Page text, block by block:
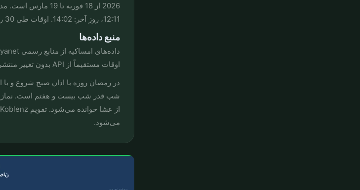
2026 از 18 فوریه تا 19
12:11، روز آخر: 14:02. اوقات طی 30 روز تغییر می‌کند.
منبع داده‌ها
اوقات مستقیماً از API بدون تغییر منتشر می‌شود.
در رمضان روزه با اذان صبح شروع و با
شب قدر شب بیست و هفتم است. نماز
می‌شود.